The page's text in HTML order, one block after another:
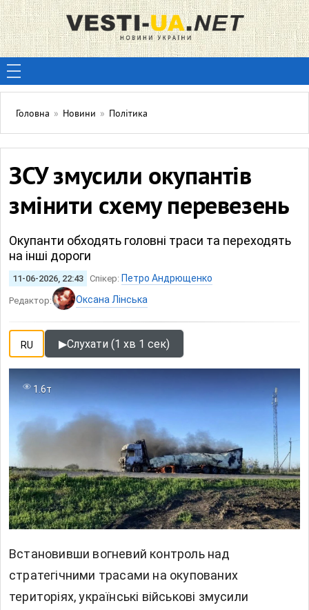
Головна » Новини » Політика
ЗСУ змусили окупантів
змінити схему перевезень
Окупанти обходять головні траси та переходять
на інші дороги
11-06-2026, 22:43 Спікер: Петро Андрющенко
Редактор: Оксана Лінська
RU ▶Слухати (1 хв 1 сек)
1.6т
Встановивши вогневий контроль над
стратегічними трасами на окупованих
територіях, українські військові змусили